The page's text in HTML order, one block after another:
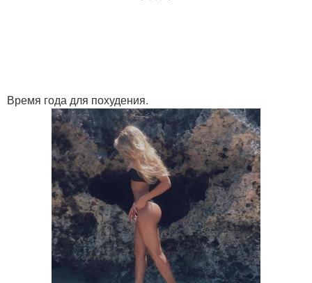
Время года для похудения.